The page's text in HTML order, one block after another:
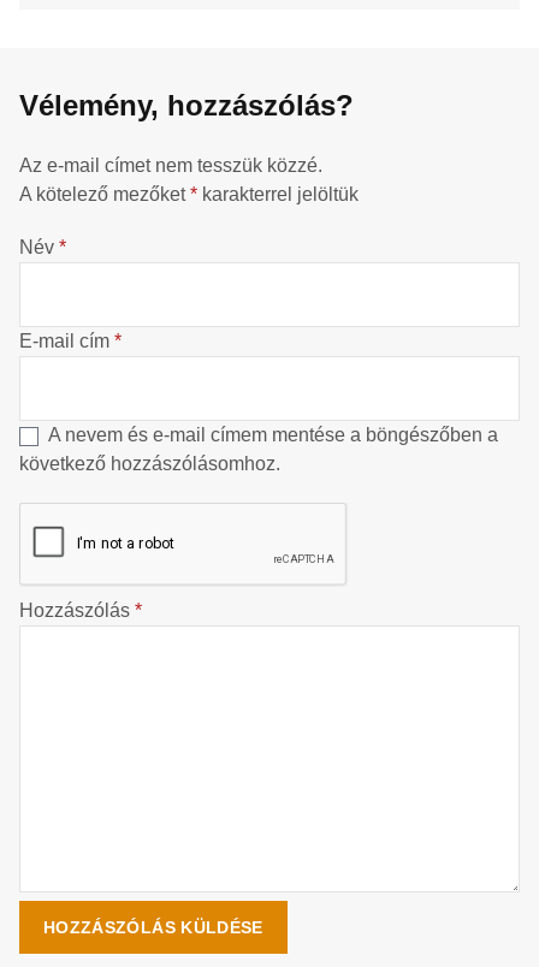
Vélemény, hozzászólás?
Az e-mail címet nem tesszük közzé.
A kötelező mezőket* karakterrel jelöltük
Név *
E-mail cím *
A nevem és e-mail címem mentése a böngészőben a
következő hozzászólásomhoz.
Hozzászólás *